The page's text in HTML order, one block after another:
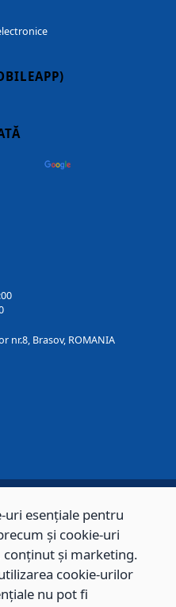
nr.8, Brasov, ROMANIA
BRAȘOV, toate drepturile
Contact
uri esențiale pentru
și cookie-uri
și marketing.
cookie-urilor
nu pot fi